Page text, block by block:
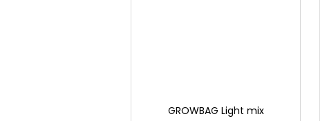
GROWBAG Light mix